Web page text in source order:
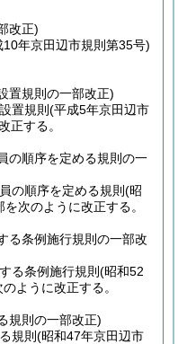
改正)
10年京田辺市規則第35号)
置規則の一部改正)
置規則 (平成5年京田辺市
正する。
の順序を定める規則の一
の順序を定める規則 (昭
を次のように改正する。
る条例施行規則の一部改
る条例施行規則 (昭和52
ように改正する。
規則の一部改正)
規則 (昭和47年京田辺市